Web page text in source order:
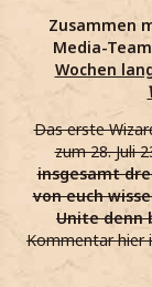
Zusammen
Media-
Wochen
Das erste
zum 28. Juli
insgesamt
von euch
Unite denn
Kommentar hier